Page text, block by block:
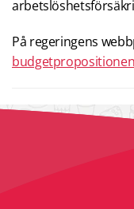
På regeringens